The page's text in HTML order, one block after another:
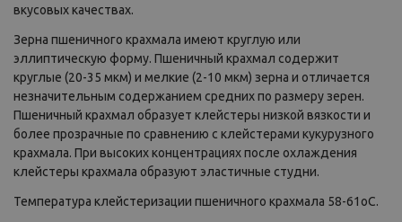
вкусовых качествах.
Зерна пшеничного крахмала имеют круглую или
эллиптическую форму. Пшеничный крахмал содержит
круглые (20-35 мкм) и мелкие (2-10 мкм) зерна и отличается
незначительным содержанием средних по размеру зерен.
Пшеничный крахмал образует клейстеры низкой вязкости и
более прозрачные по сравнению с клейстерами кукурузного
крахмала. При высоких концентрациях после охлаждения
клейстеры крахмала образуют эластичные студни.
Температура клейстеризации пшеничного крахмала 58-61оС.